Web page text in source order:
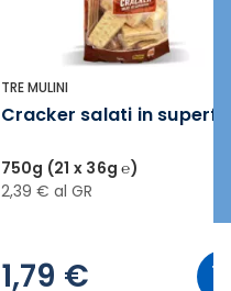
TRE MULINI
Cracker salati in
750g (21 x 36g ℮)
2,39 € al GR
1,79 €